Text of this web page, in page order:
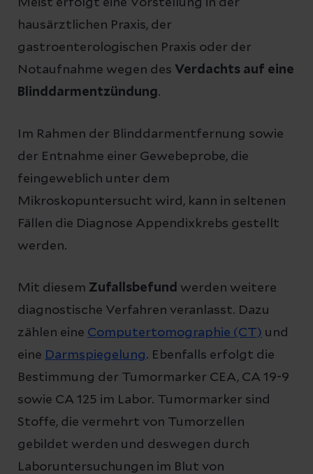
Meist erfolgt eine Vorstellung in der
hausärztlichen Praxis, der
gastroenterologischen Praxis oder der
Notaufnahme wegen des Verdachts auf eine
Blinddarmentzündung.
Im Rahmen der Blinddarmentfernung sowie
der Entnahme einer Gewebeprobe, die
feingeweblich unter dem
Mikroskopuntersucht wird, kann in seltenen
Fällen die Diagnose Appendixkrebs gestellt
werden.
Mit diesem Zufallsbefund werden weitere
diagnostische Verfahren veranlasst. Dazu
zählen eine Computertomographie (CT) und
eine Darmspiegelung. Ebenfalls erfolgt die
Bestimmung der Tumormarker CEA, CA 19-9
sowie CA 125 im Labor. Tumormarker sind
Stoffe, die vermehrt von Tumorzellen
gebildet werden und deswegen durch
Laboruntersuchungen im Blut von